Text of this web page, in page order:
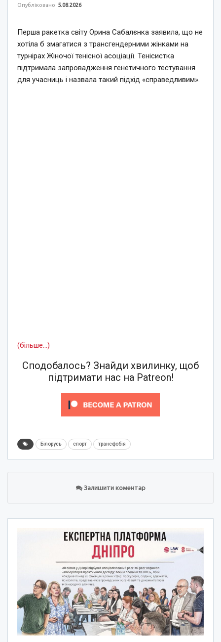
Опубліковано 5.08.2026
Перша ракетка світу Орина Сабалєнка заявила, що не
хотіла б змагатися з трансгендерними жінками на
турнірах Жіночої тенісної асоціації. Тенісистка
підтримала запровадження генетичного тестування
для учасниць і назвала такий підхід «справедливим».
(більше…)
Сподобалось? Знайди хвилинку, щоб
підтримати нас на Patreon!
Білорусь спорт трансфобія
Залишити коментар